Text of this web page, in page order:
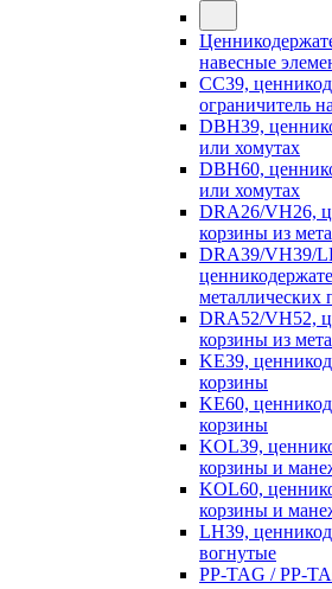
навесные
CC39,
ограничитель
DBH39,
или хомутах
DBH60,
или хомутах
DRA26/VH26,
корзины из
DRA39/VH39/
металлических
DRA52/VH52,
корзины из
KE39,
корзины
KE60,
корзины
KOL39,
корзины и
KOL60,
корзины и
LH39,
вогнутые
PP-TAG / PP-